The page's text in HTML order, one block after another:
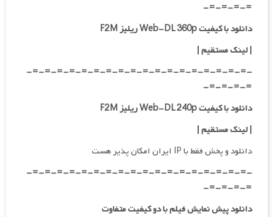
=-=-=-=-
دانلود با کیفیت Web-DL 360p ریلیز F2M
| لینک مستقیم|
-=-=-=-=-=-=-=-=-=-=-=-=-=-=-=-=-=-=-
=-=-=-=-
دانلود با کیفیت Web-DL 240p ریلیز F2M
| لینک مستقیم|
دانلود و پخش فقط با IP ایران امکان پذیر هست
-=-=-=-=-=-=-=-=-=-=-=-=-=-=-=-=-=-=-
=-=-=-=-
دانلود پیش نمایش فیلم با دو کیفیت متفاوت